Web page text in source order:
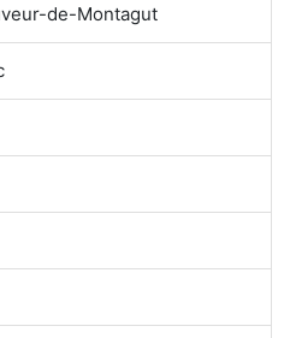
de-Montagut